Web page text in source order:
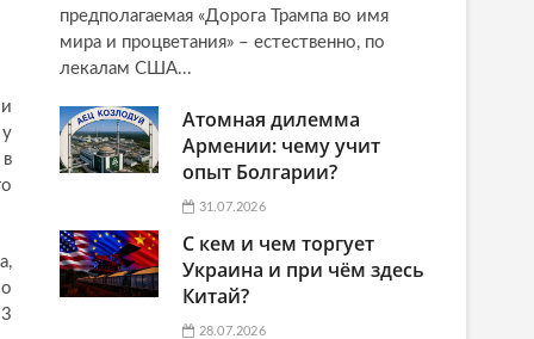
предполагаемая «Дорога Трампа во имя
мира и процветания» – естественно, по
лекалам США...
Атомная дилемма
Армении: чему учит
опыт Болгарии?
31.07.2026
С кем и чем торгует
Украина и при чём здесь
Китай?
28.07.2026